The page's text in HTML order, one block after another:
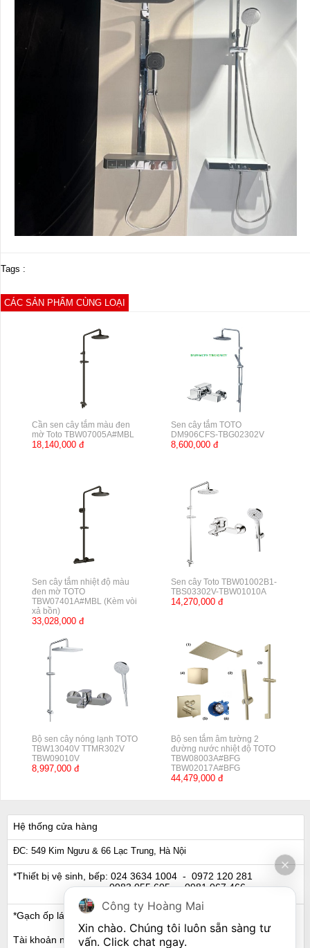
Tags :
CÁC SẢN PHẨM CÙNG LOẠI
Cần sen cây tắm màu đen
mờ Toto TBW07005A#MBL
18,140,000 đ
Sen cây tắm TOTO
DM906CFS-TBG02302V
8,600,000 đ
Sen cây tắm nhiệt độ màu
đen mờ TOTO
TBW07401A#MBL (Kèm vòi
xả bồn)
33,028,000 đ
Sen cây Toto TBW01002B1-
TBS03302V-TBW01010A
14,270,000 đ
Bộ sen cây nóng lạnh TOTO
TBW13040V TTMR302V
TBW09010V
8,997,000 đ
Bộ sen tắm âm tường 2
đường nước nhiệt độ TOTO
TBW08003A#BFG
TBW02017A#BFG
44,479,000 đ
Hệ thống cửa hàng
ĐC: 549 Kim Ngưu & 66 Lạc Trung, Hà Nội
*Thiết bị vệ sinh, bếp: 024 3634 1004 - 0972 120 281
0983 055 605- 0981 067 466
*Gạch ốp lát, Ngói: 024 3632 0280 - 0911 441 066
Tài khoản ngân hàng
Công ty Hoàng Mai
Xin chào. Chúng tôi luôn sẵn sàng tư
vấn. Click chat ngay.